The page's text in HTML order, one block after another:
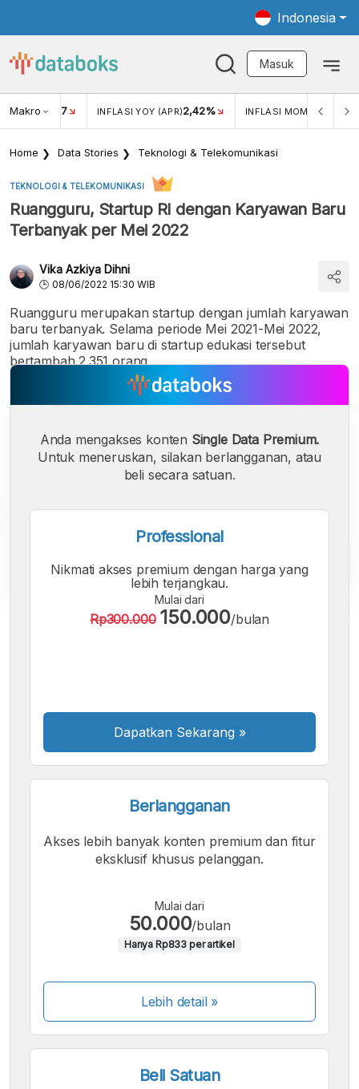
Indonesia
Masuk
Makro
USD/IDR 17 INFLASI YOY (APR)2,42% INFLASI MOM (MAR)
Home Data Stories Teknologi & Telekomunikasi
TEKNOLOGI & TELEKOMUNIKASI
Ruangguru, Startup RI dengan Karyawan Baru
Terbanyak per Mei 2022
Vika Azkiya Dihni
08/06/2022 15:30 WIB
Ruangguru merupakan startup dengan jumlah karyawan
baru terbanyak. Selama periode Mei 2021-Mei 2022,
jumlah karyawan baru di startup edukasi tersebut
bertambah 2.351 orang.
A A A
Anda mengakses konten Single Data Premium.
Untuk meneruskan, silakan berlangganan, atau
beli secara satuan.
Professional
Nikmati akses premium dengan harga yang
lebih terjangkau.
Mulai dari
Rp300.000 150.000/bulan
Dapatkan Sekarang »
Berlangganan
Akses lebih banyak konten premium dan fitur
eksklusif khusus pelanggan.
Mulai dari
50.000/bulan
Hanya Rp833 per artikel
Lebih detail »
Beli Satuan